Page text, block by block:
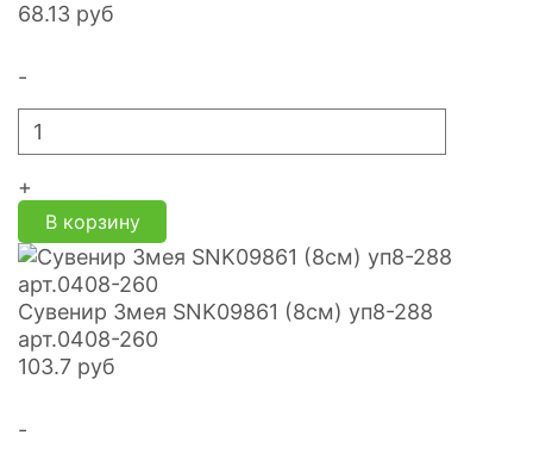
68.13 руб
-
+
В корзину
Сувенир Змея SNK09861 (8см) уп8-288
арт.0408-260
103.7 руб
-